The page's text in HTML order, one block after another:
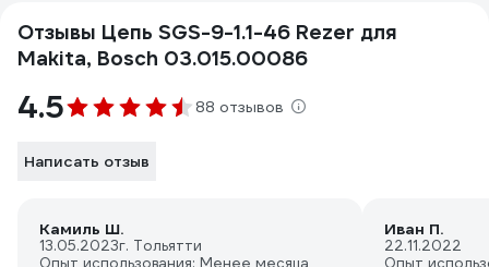
Отзывы Цепь SGS-9-1.1-46 Rezer для
Makita, Bosch 03.015.00086
4.5 88 отзывов
Написать отзыв
Камиль Ш.
13.05.2023г. Тольятти
Иван П.
22.11.2022